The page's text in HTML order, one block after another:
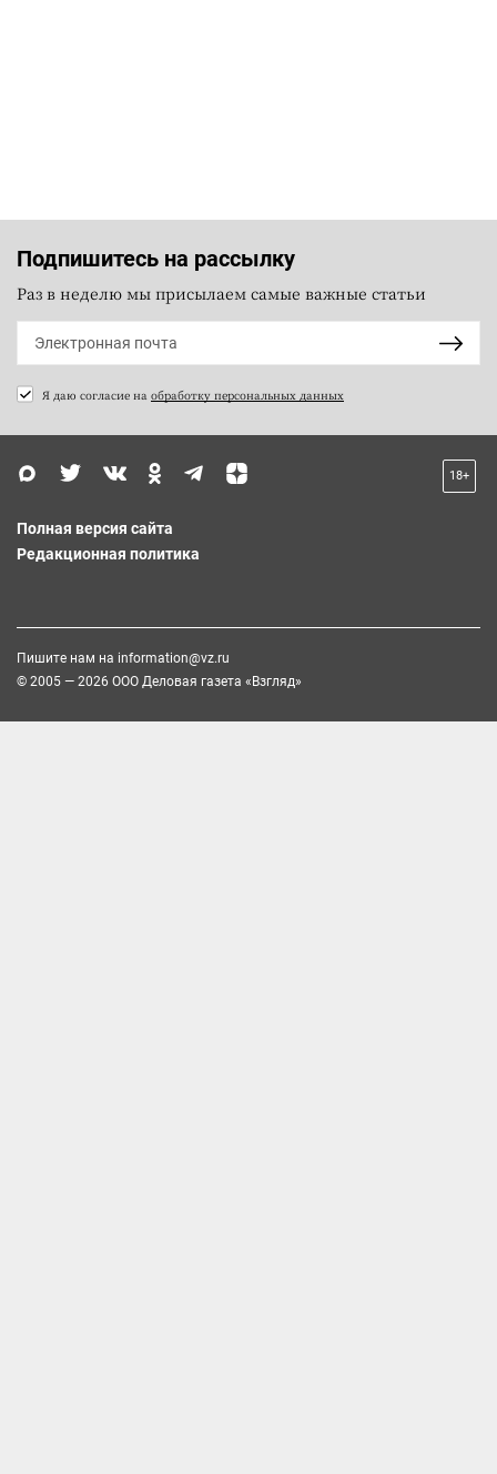
Подпишитесь на рассылку
Раз в неделю мы присылаем самые важные статьи
Я даю согласие на обработку персональных данных
18+
Полная версия сайта
Редакционная политика
Пишите нам на information@vz.ru
© 2005 — 2026 ООО Деловая газета «Взгляд»